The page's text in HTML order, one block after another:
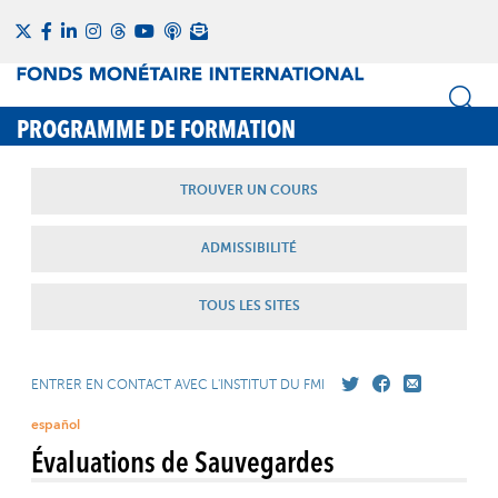
PROGRAMME DE FORMATION
TROUVER UN COURS
ADMISSIBILITÉ
TOUS LES SITES
ENTRER EN CONTACT AVEC L'INSTITUT DU FMI
español
Évaluations de Sauvegardes